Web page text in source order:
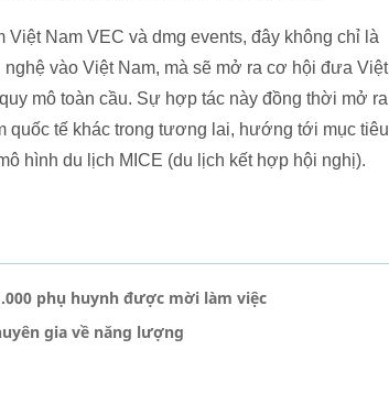
Nam VEC và dmg events, đây không chỉ là
vào Việt Nam, mà sẽ mở ra cơ hội đưa Việt
mô toàn cầu. Sự hợp tác này đồng thời mở ra
quốc tế khác trong tương lai, hướng tới mục tiêu
hình du lịch MICE (du lịch kết hợp hội nghị).
phụ huynh được mời làm việc
gia về năng lượng